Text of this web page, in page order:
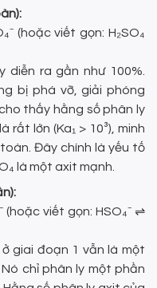
(hoặc viết gọn: H₂SO₄
diễn ra gần như 100%.
bị phá vỡ, giải phóng
thấy hằng số phân ly
rất lớn (Ka₁ > 10³), minh
Đây chính là yếu tố
là một axit mạnh.
(hoặc viết gọn: HSO₄⁻ ⇌
ở giai đoạn 1 vẫn là một
chỉ phân ly một phần